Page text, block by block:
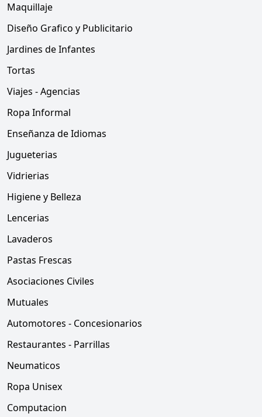
Maquillaje
Diseño Grafico y Publicitario
Jardines de Infantes
Tortas
Viajes - Agencias
Ropa Informal
Enseñanza de Idiomas
Jugueterias
Vidrierias
Higiene y Belleza
Lencerias
Lavaderos
Pastas Frescas
Asociaciones Civiles
Mutuales
Automotores - Concesionarios
Restaurantes - Parrillas
Neumaticos
Ropa Unisex
Computacion